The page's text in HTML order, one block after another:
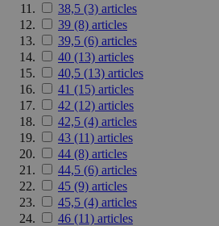
38,5 (3) articles
39 (8) articles
39,5 (6) articles
40 (13) articles
40,5 (13) articles
41 (15) articles
42 (12) articles
42,5 (4) articles
43 (11) articles
44 (8) articles
44,5 (6) articles
45 (9) articles
45,5 (4) articles
46 (11) articles